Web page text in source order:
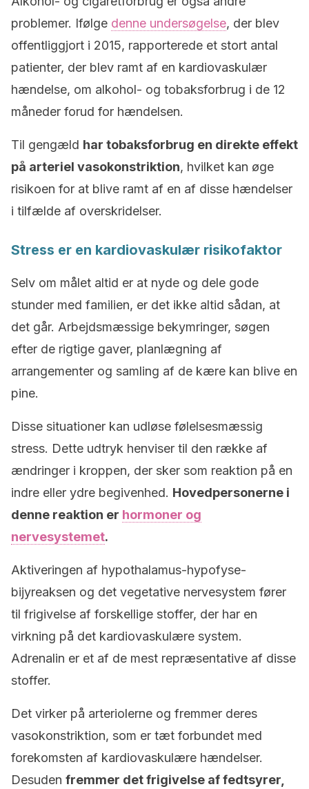
problemer. Ifølge denne undersøgelse, der blev
offentliggjort i 2015, rapporterede et stort antal
patienter, der blev ramt af en kardiovaskulær
hændelse, om alkohol- og tobaksforbrug i de 12
måneder forud for hændelsen.
Til gengæld har tobaksforbrug en direkte effekt
på arteriel vasokonstriktion, hvilket kan øge
risikoen for at blive ramt af en af disse hændelser
i tilfælde af overskridelser.
Stress er en kardiovaskulær risikofaktor
Selv om målet altid er at nyde og dele gode
stunder med familien, er det ikke altid sådan, at
det går. Arbejdsmæssige bekymringer, søgen
efter de rigtige gaver, planlægning af
arrangementer og samling af de kære kan blive en
pine.
Disse situationer kan udløse følelsesmæssig
stress. Dette udtryk henviser til den række af
ændringer i kroppen, der sker som reaktion på en
indre eller ydre begivenhed. Hovedpersonerne i
denne reaktion er hormoner og
nervesystemet.
Aktiveringen af hypothalamus-hypofyse-
bijyreaksen og det vegetative nervesystem fører
til frigivelse af forskellige stoffer, der har en
virkning på det kardiovaskulære system.
Adrenalin er et af de mest repræsentative af disse
stoffer.
Det virker på arteriolerne og fremmer deres
vasokonstriktion, som er tæt forbundet med
forekomsten af kardiovaskulære hændelser.
Desuden fremmer det frigivelse af fedtsyrer,